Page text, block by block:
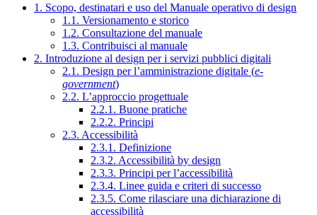
1. Scopo, destinatari e uso del Manuale operativo di design
1.1. Versionamento e storico
1.2. Consultazione del manuale
1.3. Contribuisci al manuale
2. Introduzione al design per i servizi pubblici digitali
2.1. Design per l’amministrazione digitale (e-
government)
2.2. L’approccio progettuale
2.2.1. Buone pratiche
2.2.2. Principi
2.3. Accessibilità
2.3.1. Definizione
2.3.2. Accessibilità by design
2.3.3. Principi per l’accessibilità
2.3.4. Linee guida e criteri di successo
2.3.5. Come rilasciare una dichiarazione di
accessibilità